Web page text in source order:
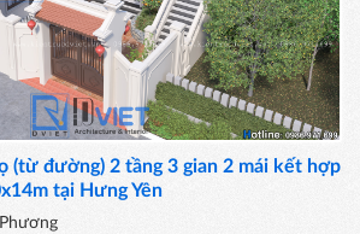
(từ đường) 2 tầng 3 gian 2 mái kết hợp
tại Hưng Yên